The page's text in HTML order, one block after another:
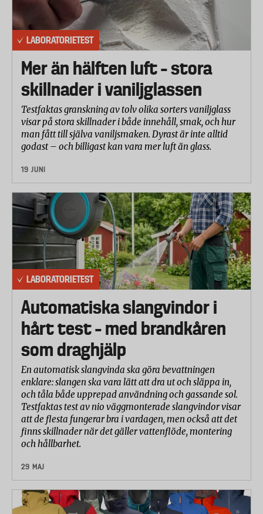
LABORATORIETEST
Mer än hälften luft – stora
skillnader i vaniljglassen
Testfaktas granskning av tolv olika sorters vaniljglass
visar på stora skillnader i både innehåll, smak, och hur
man fått till själva vaniljsmaken. Dyrast är inte alltid
godast – och billigast kan vara mer luft än glass.
19 JUNI
LABORATORIETEST
Automatiska slangvindor i
hårt test – med brandkåren
som draghjälp
En automatisk slangvinda ska göra bevattningen
enklare: slangen ska vara lätt att dra ut och släppa in,
och tåla både upprepad användning och gassande sol.
Testfaktas test av nio väggmonterade slangvindor visar
att de flesta fungerar bra i vardagen, men också att det
finns skillnader när det gäller vattenflöde, montering
och hållbarhet.
29 MAJ